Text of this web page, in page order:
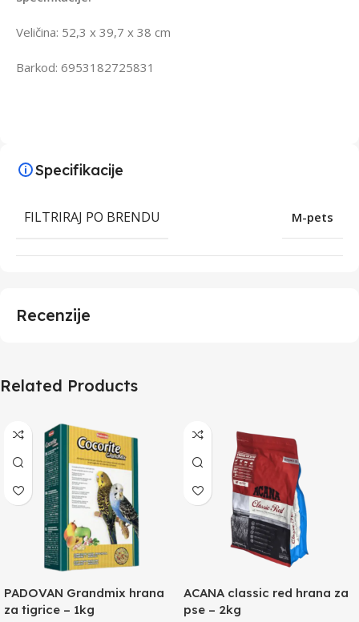
Veličina: 52,3 x 39,7 x 38 cm
Barkod: 6953182725831
Specifikacije
FILTRIRAJ PO BRENDU M-pets
Recenzije
Related Products
PADOVAN Grandmix hrana
za tigrice – 1kg
ACANA classic red hrana za
pse – 2kg